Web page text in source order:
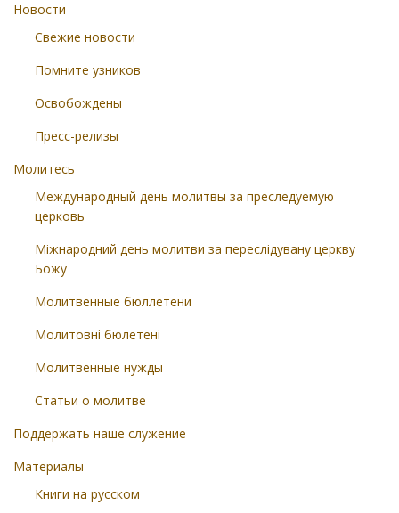
Новости
Свежие новости
Помните узников
Освобождены
Пресс-релизы
Молитесь
Международный день молитвы за преследуемую
церковь
Міжнародний день молитви за переслідувану церкву
Божу
Молитвенные бюллетени
Молитовні бюлетені
Молитвенные нужды
Статьи о молитве
Поддержать наше служение
Материалы
Книги на русском